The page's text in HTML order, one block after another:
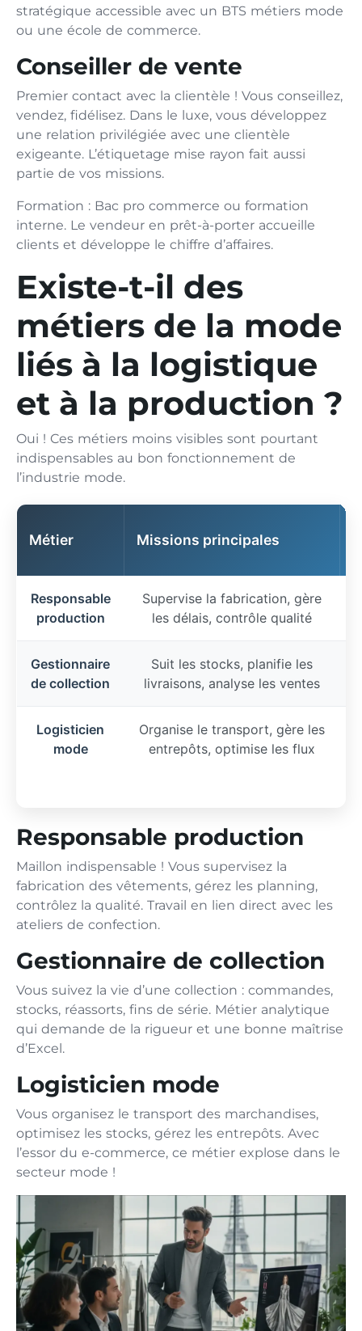
stratégique accessible avec un BTS métiers mode
ou une école de commerce.
Conseiller de vente
Premier contact avec la clientèle ! Vous conseillez,
vendez, fidélisez. Dans le luxe, vous développez
une relation privilégiée avec une clientèle
exigeante. L’étiquetage mise rayon fait aussi
partie de vos missions.
Formation : Bac pro commerce ou formation
interne. Le vendeur en prêt-à-porter accueille
clients et développe le chiffre d’affaires.
Existe-t-il des
métiers de la mode
liés à la logistique
et à la production ?
Oui ! Ces métiers moins visibles sont pourtant
indispensables au bon fonctionnement de
l’industrie mode.
Métier Missions principales
Responsable
production
Supervise la fabrication, gère
les délais, contrôle qualité
Gestionnaire
de collection
Suit les stocks, planifie les
livraisons, analyse les ventes
Logisticien
mode
Organise le transport, gère les
entrepôts, optimise les flux
Responsable production
Maillon indispensable ! Vous supervisez la
fabrication des vêtements, gérez les planning,
contrôlez la qualité. Travail en lien direct avec les
ateliers de confection.
Gestionnaire de collection
Vous suivez la vie d’une collection : commandes,
stocks, réassorts, fins de série. Métier analytique
qui demande de la rigueur et une bonne maîtrise
d’Excel.
Logisticien mode
Vous organisez le transport des marchandises,
optimisez les stocks, gérez les entrepôts. Avec
l’essor du e-commerce, ce métier explose dans le
secteur mode !